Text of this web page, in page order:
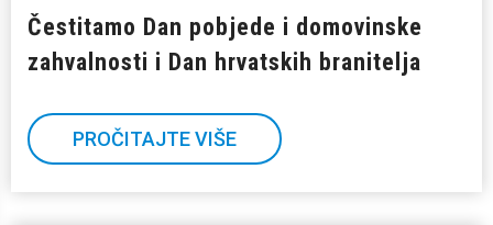
Čestitamo Dan pobjede i domovinske
zahvalnosti i Dan hrvatskih branitelja
PROČITAJTE VIŠE